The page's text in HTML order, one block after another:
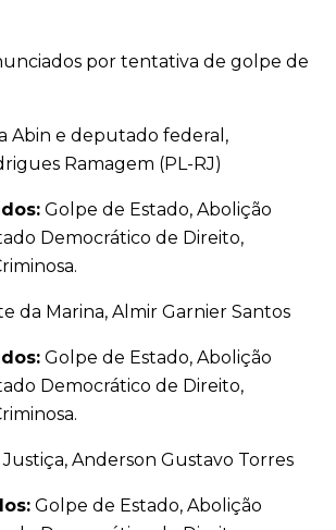
por tentativa de golpe de
Abin e deputado federal,
Ramagem (PL-RJ)
Golpe de Estado, Abolição
Democrático de Direito,
da Marina, Almir Garnier Santos
Golpe de Estado, Abolição
Democrático de Direito,
Anderson Gustavo Torres
Golpe de Estado, Abolição